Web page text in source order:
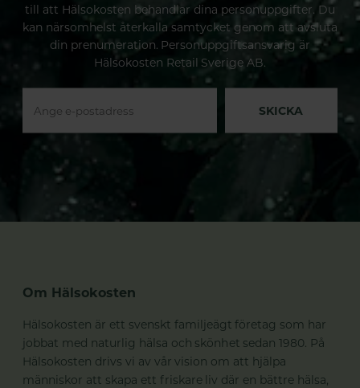
till att Hälsokosten behandlar dina personuppgifter. Du
kan närsomhelst återkalla samtycket genom att avsluta
din prenumeration. Personuppgiftsansvarig är
Hälsokosten Retail Sverige AB.
SKICKA
Om Hälsokosten
Hälsokosten är ett svenskt familjeägt företag som har
jobbat med naturlig hälsa och skönhet sedan 1980. På
Hälsokosten drivs vi av vår vision om att hjälpa
människor att skapa ett friskare liv där en bättre hälsa,